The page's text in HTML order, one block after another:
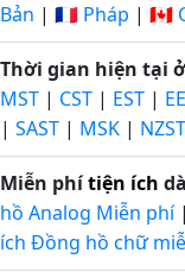
Bản | 🇫🇷 Pháp | 🇨🇦
Thời gian hiện tại
MST | CST | EST |
| SAST | MSK | NZST
Miễn phítiện ích
hồ Analog Miễn phí|
ích Đồng hồ chữ